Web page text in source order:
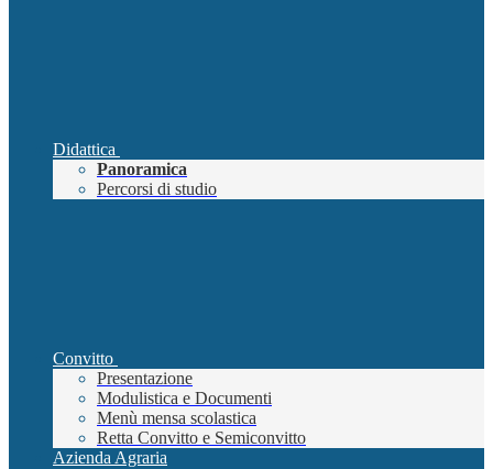
Didattica
Panoramica
Percorsi di studio
Convitto
Presentazione
Modulistica e Documenti
Menù mensa scolastica
Retta Convitto e Semiconvitto
Azienda Agraria